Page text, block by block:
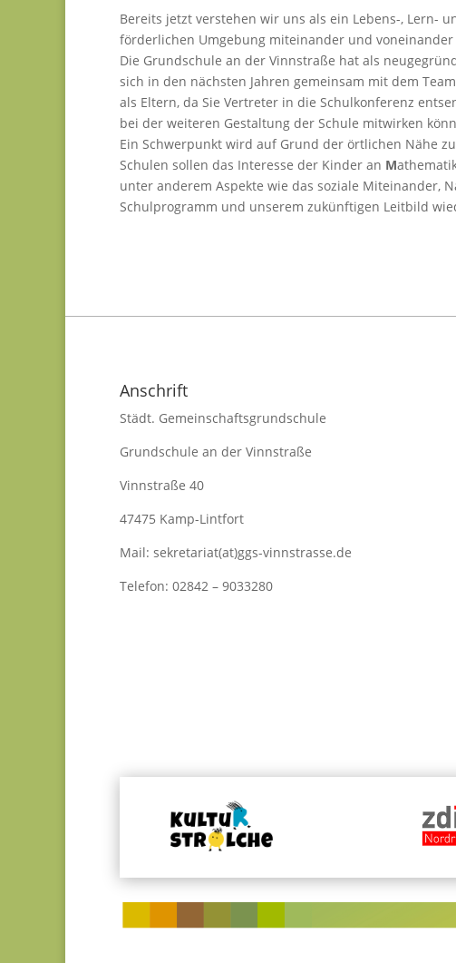
Bereits jetzt verstehen wir uns als ein Lebens-, Lern-
förderlichen Umgebung miteinander und
Die Grundschule an der Vinnstraße hat als
sich in den nächsten Jahren gemeinsam mit dem
als Eltern, da Sie Vertreter in die Schulkonferenz
bei der weiteren Gestaltung der Schule mitwirken
Ein Schwerpunkt wird auf Grund der örtlichen Nähe
Schulen sollen das Interesse der Kinder an M
unter anderem Aspekte wie das soziale Miteinander,
Schulprogramm und unserem zukünftigen Leitbild
Anschrift
Städt. Gemeinschaftsgrundschule
Grundschule an der Vinnstraße
Vinnstraße 40
47475 Kamp-Lintfort
Mail: sekretariat(at)ggs-vinnstrasse.de
Telefon: 02842 – 9033280